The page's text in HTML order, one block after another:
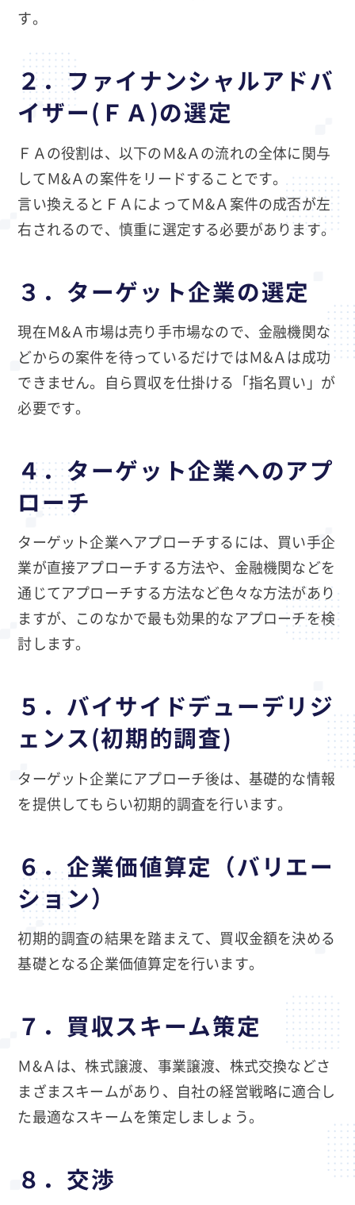
す。
２．ファイナンシャルアドバ
イザー(ＦＡ)の選定
ＦＡの役割は、以下のＭ&Ａの流れの全体に関与
してＭ&Ａの案件をリードすることです。
言い換えるとＦＡによってＭ&Ａ案件の成否が左
右されるので、慎重に選定する必要があります。
３．ターゲット企業の選定
現在Ｍ&Ａ市場は売り手市場なので、金融機関な
どからの案件を待っているだけではＭ&Ａは成功
できません。自ら買収を仕掛ける「指名買い」が
必要です。
４．ターゲット企業へのアプ
ローチ
ターゲット企業へアプローチするには、買い手企
業が直接アプローチする方法や、金融機関などを
通じてアプローチする方法など色々な方法があり
ますが、このなかで最も効果的なアプローチを検
討します。
５．バイサイドデューデリジ
ェンス(初期的調査)
ターゲット企業にアプローチ後は、基礎的な情報
を提供してもらい初期的調査を行います。
６．企業価値算定（バリエー
ション）
初期的調査の結果を踏まえて、買収金額を決める
基礎となる企業価値算定を行います。
７．買収スキーム策定
Ｍ&Ａは、株式譲渡、事業譲渡、株式交換などさ
まざまスキームがあり、自社の経営戦略に適合し
た最適なスキームを策定しましょう。
８．交渉